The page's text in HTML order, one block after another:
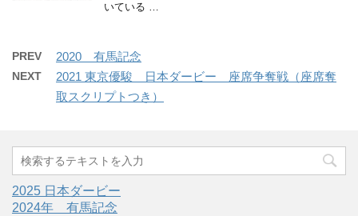
いている …
PREV 2020 有馬記念
NEXT
2021 東京優駿 日本ダービー 座席争奪戦（座席奪
取スクリプトつき）
2025 日本ダービー
2024年 有馬記念